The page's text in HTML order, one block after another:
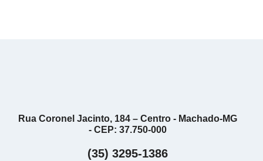
Rua Coronel Jacinto, 184 – Centro - Machado-MG
- CEP: 37.750-000
(35) 3295-1386